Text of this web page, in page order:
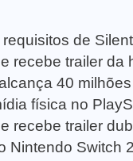
de
recebe trailer da
40
física no
recebe trailer
Nintendo Switch